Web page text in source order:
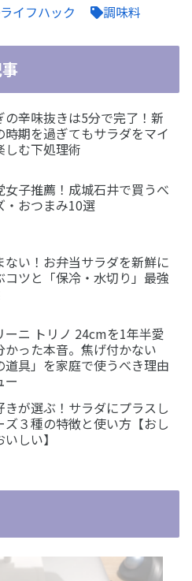
ライフハック 調味料
の辛味抜きは5分で完了！新
時期を過ぎてもサラダをマイ
しむ下処理術
女子推薦！成城石井で買うべ
・おつまみ10選
ない！お弁当サラダを新鮮に
コツと「保冷・水切り」最強
ーニ トリノ 24cmを1年半愛
かった本音。焦げ付かない
道具」を家庭で使うべき理由
ー
きが選ぶ！サラダにプラスし
ズ３種の特徴と使い方【おし
しい】